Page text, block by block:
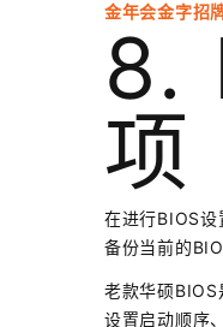
金年会金字招
8.
项
在进行BIOS设
备份当前的
老款华硕BIOS
设置启动顺序